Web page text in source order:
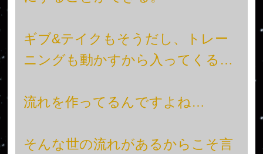
ギブ&テイクもそうだし、トレー
ニングも動かすから入ってくる…
流れを作ってるんですよね…
そんな世の流れがあるからこそ言